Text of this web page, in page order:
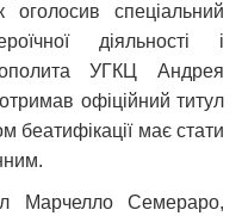
спеціальний
діяльності і
УГКЦ Андрея
офіційний титул
має стати
Марчелло Семераро,